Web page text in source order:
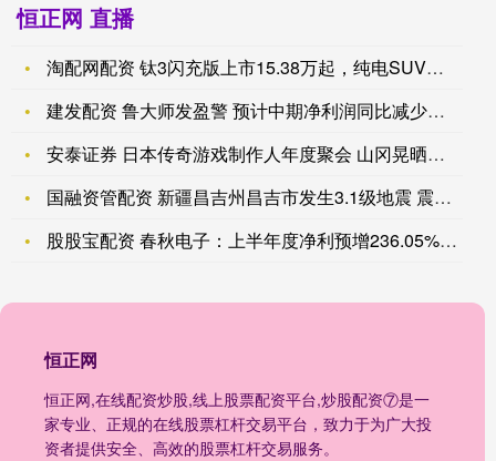
恒正网 直播
淘配网配资 钛3闪充版上市15.38万起，纯电SUV续航62
建发配资 鲁大师发盈警 预计中期净利润同比减少约40%至50
安泰证券 日本传奇游戏制作人年度聚会 山冈晃晒梦幻合影
国融资管配资 新疆昌吉州昌吉市发生3.1级地震 震源深度10
股股宝配资 春秋电子：上半年度净利预增236.05%-310
恒正网
恒正网,在线配资炒股,线上股票配资平台,炒股配资⑦是一
家专业、正规的在线股票杠杆交易平台，致力于为广大投
资者提供安全、高效的股票杠杆交易服务。